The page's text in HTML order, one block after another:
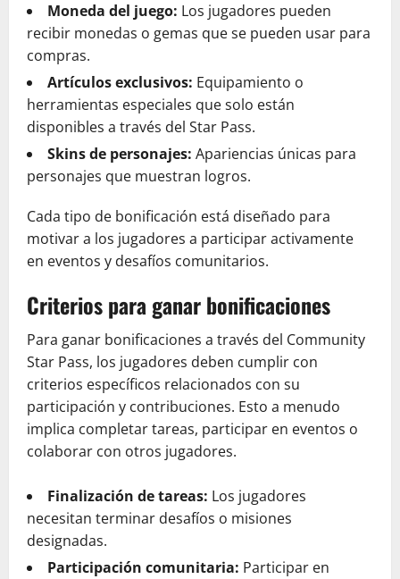
Moneda del juego: Los jugadores pueden
recibir monedas o gemas que se pueden usar para
compras.
Artículos exclusivos: Equipamiento o
herramientas especiales que solo están
disponibles a través del Star Pass.
Skins de personajes: Apariencias únicas para
personajes que muestran logros.
Cada tipo de bonificación está diseñado para
motivar a los jugadores a participar activamente
en eventos y desafíos comunitarios.
Criterios para ganar bonificaciones
Para ganar bonificaciones a través del Community
Star Pass, los jugadores deben cumplir con
criterios específicos relacionados con su
participación y contribuciones. Esto a menudo
implica completar tareas, participar en eventos o
colaborar con otros jugadores.
Finalización de tareas: Los jugadores
necesitan terminar desafíos o misiones
designadas.
Participación comunitaria: Participar en